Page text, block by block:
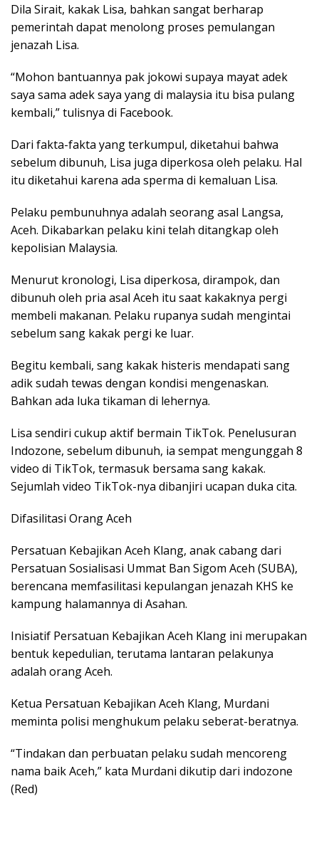
Dila Sirait, kakak Lisa, bahkan sangat berharap
pemerintah dapat menolong proses pemulangan
jenazah Lisa.
“Mohon bantuannya pak jokowi supaya mayat adek
saya sama adek saya yang di malaysia itu bisa pulang
kembali,” tulisnya di Facebook.
Dari fakta-fakta yang terkumpul, diketahui bahwa
sebelum dibunuh, Lisa juga diperkosa oleh pelaku. Hal
itu diketahui karena ada sperma di kemaluan Lisa.
Pelaku pembunuhnya adalah seorang asal Langsa,
Aceh. Dikabarkan pelaku kini telah ditangkap oleh
kepolisian Malaysia.
Menurut kronologi, Lisa diperkosa, dirampok, dan
dibunuh oleh pria asal Aceh itu saat kakaknya pergi
membeli makanan. Pelaku rupanya sudah mengintai
sebelum sang kakak pergi ke luar.
Begitu kembali, sang kakak histeris mendapati sang
adik sudah tewas dengan kondisi mengenaskan.
Bahkan ada luka tikaman di lehernya.
Lisa sendiri cukup aktif bermain TikTok. Penelusuran
Indozone, sebelum dibunuh, ia sempat mengunggah 8
video di TikTok, termasuk bersama sang kakak.
Sejumlah video TikTok-nya dibanjiri ucapan duka cita.
Difasilitasi Orang Aceh
Persatuan Kebajikan Aceh Klang, anak cabang dari
Persatuan Sosialisasi Ummat Ban Sigom Aceh (SUBA),
berencana memfasilitasi kepulangan jenazah KHS ke
kampung halamannya di Asahan.
Inisiatif Persatuan Kebajikan Aceh Klang ini merupakan
bentuk kepedulian, terutama lantaran pelakunya
adalah orang Aceh.
Ketua Persatuan Kebajikan Aceh Klang, Murdani
meminta polisi menghukum pelaku seberat-beratnya.
“Tindakan dan perbuatan pelaku sudah mencoreng
nama baik Aceh,” kata Murdani dikutip dari indozone
(Red)